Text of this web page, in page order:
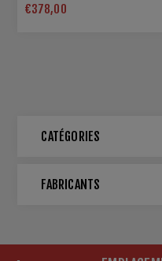
€378,00
CATÉGORIES
FABRICANTS